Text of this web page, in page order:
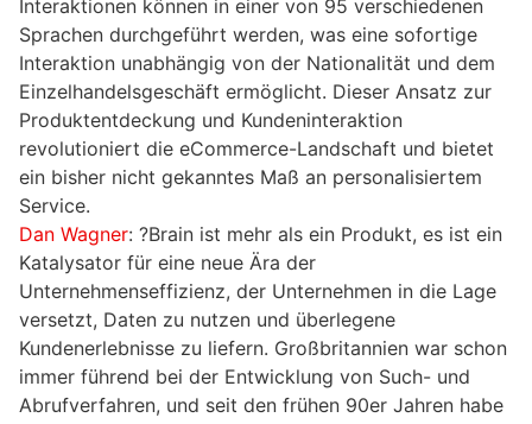
Interaktionen können in einer von 95 verschiedenen
Sprachen durchgeführt werden, was eine sofortige
Interaktion unabhängig von der Nationalität und dem
Einzelhandelsgeschäft ermöglicht. Dieser Ansatz zur
Produktentdeckung und Kundeninteraktion
revolutioniert die eCommerce-Landschaft und bietet
ein bisher nicht gekanntes Maß an personalisiertem
Service.
Dan Wagner: ?Brain ist mehr als ein Produkt, es ist ein
Katalysator für eine neue Ära der
Unternehmenseffizienz, der Unternehmen in die Lage
versetzt, Daten zu nutzen und überlegene
Kundenerlebnisse zu liefern. Großbritannien war schon
immer führend bei der Entwicklung von Such- und
Abrufverfahren, und seit den frühen 90er Jahren habe